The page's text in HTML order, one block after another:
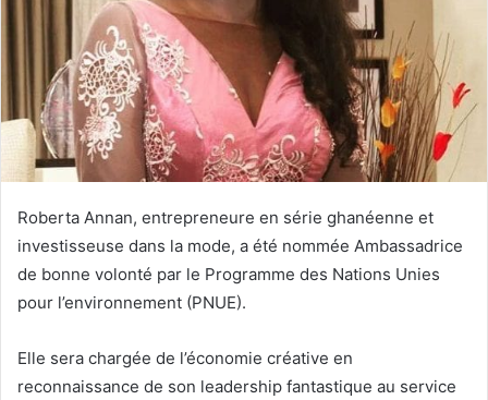
Roberta Annan, entrepreneure en série ghanéenne et
investisseuse dans la mode, a été nommée Ambassadrice
de bonne volonté par le Programme des Nations Unies
pour l’environnement (PNUE).
Elle sera chargée de l’économie créative en
reconnaissance de son leadership fantastique au service